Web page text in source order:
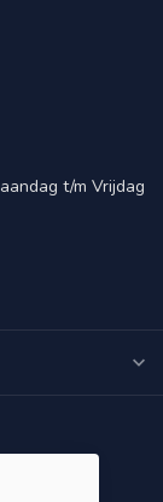
t/m Vrijdag